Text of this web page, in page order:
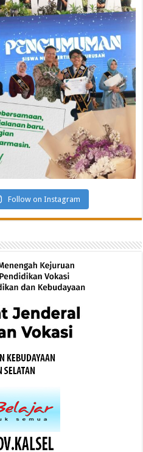
Follow on Instagram